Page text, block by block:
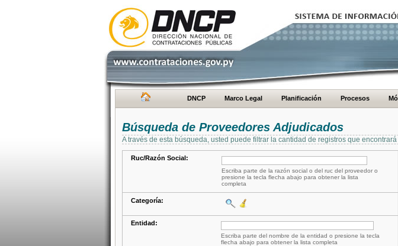
DNCP Marco Legal Planificación Procesos
Búsqueda de Proveedores Adjudicados
A través de esta búsqueda, usted puede filtrar la cantidad de registros que encontrará
Ruc/Razón Social:
Escriba parte de la razón social o del ruc del proveedor o
presione la tecla flecha abajo para obtener la lista
completa
Categoría:
Entidad:
Escriba parte del nombre de la entidad o presione la tecla
flecha abajo para obtener la lista completa